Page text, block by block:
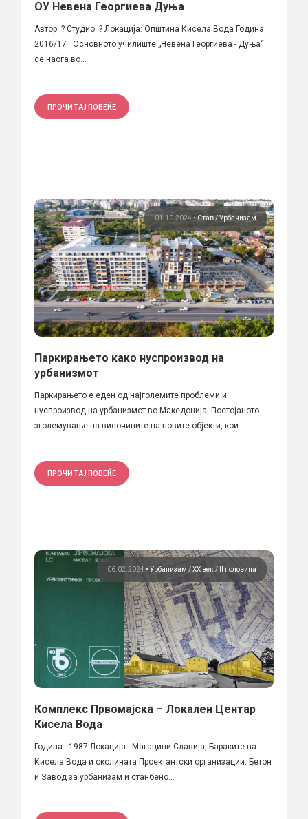
ОУ Невена Георгиева Дуња
Автор: ? Студио: ? Локација: Општина Кисела Вода Година:
2016/17 Основното училиште „Невена Георгиева - Дуња“
се наоѓа во...
ПРОЧИТАЈ ПОВЕЌЕ
01.10.2024•Став Урбанизам
Паркирањето како нуспроизвод на
урбанизмот
Паркирањето е еден од најголемите проблеми и
нуспроизвод на урбанизмот во Македонија. Постојаното
зголемување на височините на новите објекти, кои...
ПРОЧИТАЈ ПОВЕЌЕ
06.02.2024 • Урбанизам ХХ век / II половина
Комплекс Првомајска – Локален Центар
Кисела Вода
Година: 1987 Локација: Магацини Славија, Бараките на
Кисела Вода и околината Проектантски организации: Бетон
и Завод за урбанизам и станбено...